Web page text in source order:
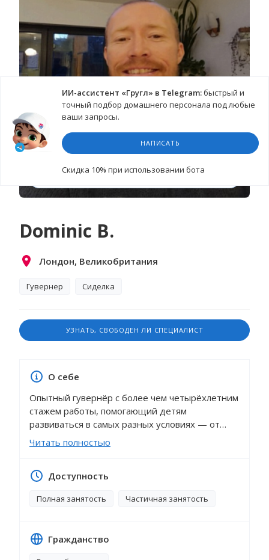
ИИ-ассистент «Гругл» в Telegram:быстрый и
точный подбор домашнего персонала под любые
ваши запросы.
НАПИСАТЬ
Cкидка 10% при использовании бота
Dominic B.
Лондон, Великобритания
Гувернер Сиделка
УЗНАТЬ, СВОБОДЕН ЛИ СПЕЦИАЛИСТ
О себе
Опытный гувернёр с более чем четырёхлетним
стажем работы, помогающий детям
развиваться в самых разных условиях — от
долгосрочной работы в состоятельных
лондонских семьях до проживания с детьми,
потребности. Я создаю тёплую,
что важно сочетать творчество, игру и
области английской филологии и творческого
письма, а также увлечение спортом (теннис,
хоккей, крикет) позволяют мне легко находить
Читать полностью
Доступность
Полная занятость Частичная занятость
Гражданство